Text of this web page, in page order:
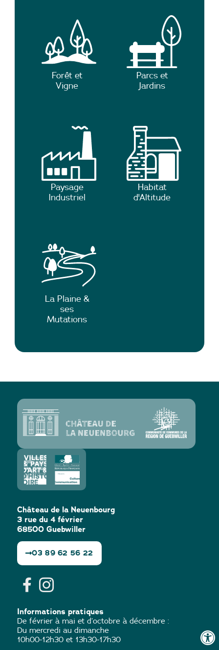
Forêt et
Vigne
Parcs et
Jardins
Paysage
Industriel
Habitat
d'Altitude
La Plaine &
ses
Mutations
Château de la Neuenbourg
3 rue du 4 février
68500 Guebwiller
03 89 62 56 22
Informations pratiques
De février à mai et d’octobre à décembre :
Du mercredi au dimanche
10h00-12h30 et 13h30-17h30